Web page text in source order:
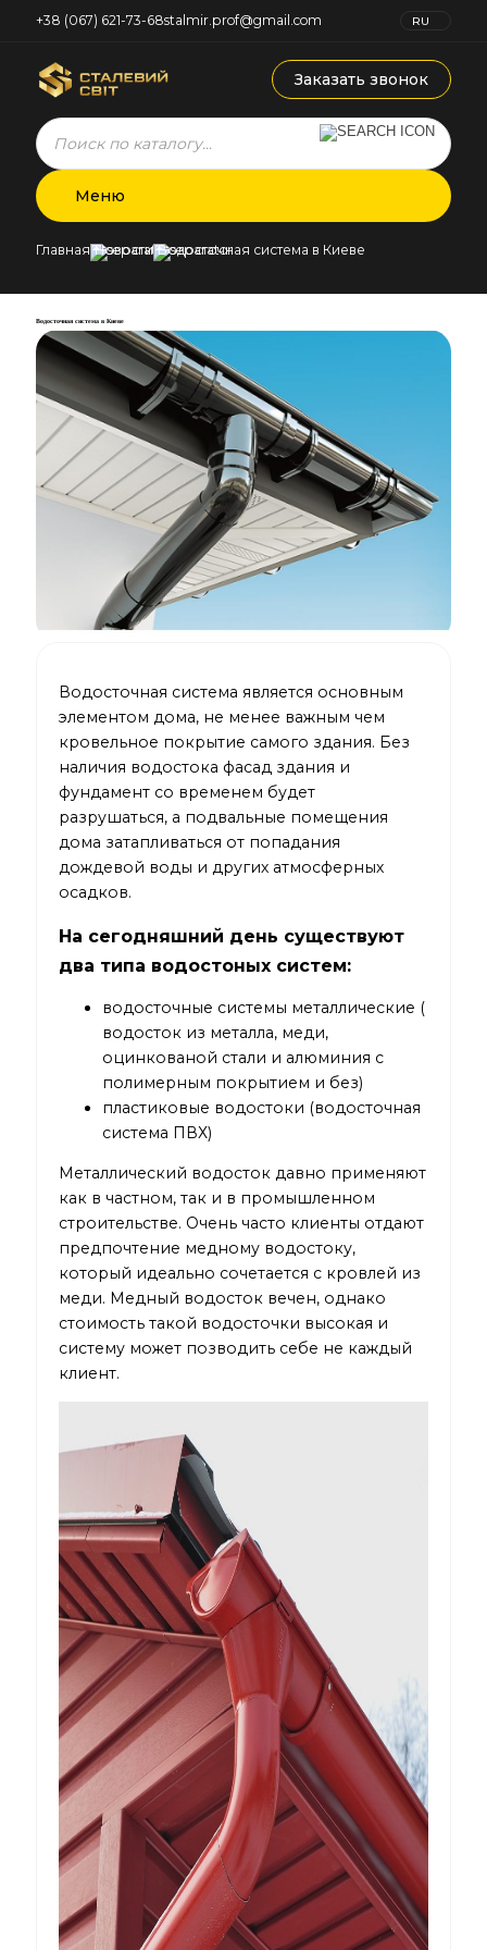
+38 (067) 621-73-68stalmir.prof@gmail.com
RU
Заказать звонок
Products
search
Меню
Главная Новости Водосточная система в Киеве
Водосточная система в Киеве
Водосточная система является основным
элементом дома, не менее важным чем
кровельное покрытие самого здания. Без
наличия водостока фасад здания и
фундамент со временем будет
разрушаться, а подвальные помещения
дома затапливаться от попадания
дождевой воды и других атмосферных
осадков.
На сегодняшний день существуют
два типа водостоных систем:
водосточные системы металлические (
водосток из металла, меди,
оцинкованой стали и алюминия с
полимерным покрытием и без)
пластиковые водостоки (водосточная
система ПВХ)
Металлический водосток давно применяют
как в частном, так и в промышленном
строительстве. Очень часто клиенты отдают
предпочтение медному водостоку,
который идеально сочетается с кровлей из
меди. Медный водосток вечен, однако
стоимость такой водосточки высокая и
систему может позводить себе не каждый
клиент.